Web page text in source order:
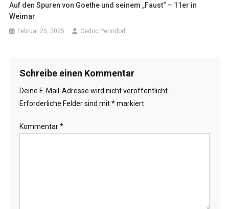
Auf den Spuren von Goethe und seinem „Faust“ – 11er in
Weimar
Februar 25, 2025 Cedric Penndorf
Schreibe einen Kommentar
Deine E-Mail-Adresse wird nicht veröffentlicht.
Erforderliche Felder sind mit*markiert
Kommentar*